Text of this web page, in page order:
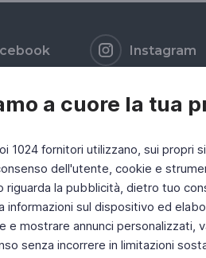
a cuore la tua
1024 fornitori utilizzano, sui
dell'utente, cookie e
riguarda la pubblicità, dietro tuo
informazioni sul dispositivo ed
e mostrare annunci personalizzati,
senza incorrere in limitazioni
Instagram